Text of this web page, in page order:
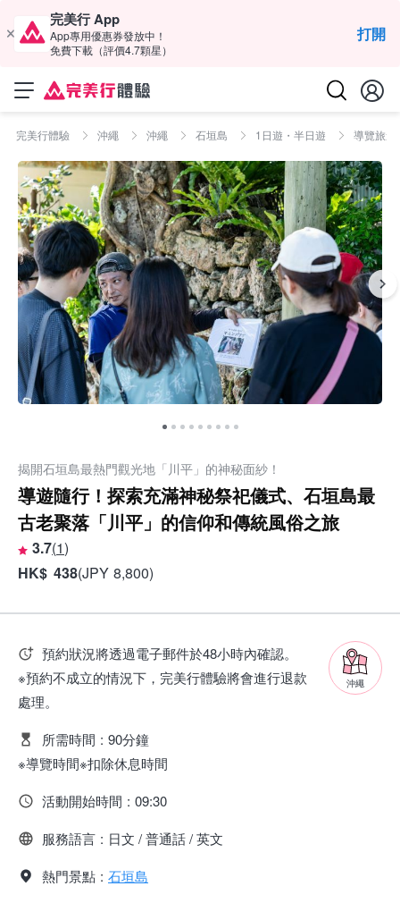
完美行 App
App專用優惠券發放中！
免費下載（評價4.7顆星）
打開
完美行體驗 沖繩 沖繩 石垣島 1日遊・半日遊 導覽旅遊
揭開石垣島最熱門觀光地「川平」的神秘面紗！
導遊隨行！探索充滿神秘祭祀儀式、石垣島最
古老聚落「川平」的信仰和傳統風俗之旅
3.7(1)
HK$ 438(JPY 8,800)
沖繩
預約狀況將透過電子郵件於48小時內確認。
※預約不成立的情況下，完美行體驗將會進行退款
處理。
所需時間 : 90分鐘
※導覽時間※扣除休息時間
活動開始時間 : 09:30
服務語言 : 日文 / 普通話 / 英文
熱門景點 : 石垣島